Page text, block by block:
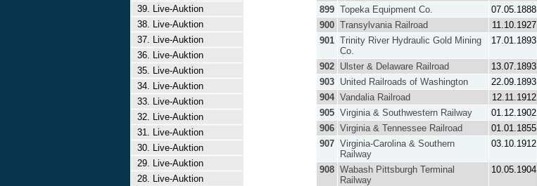
39. Live-Auktion
38. Live-Auktion
37. Live-Auktion
36. Live-Auktion
35. Live-Auktion
34. Live-Auktion
33. Live-Auktion
32. Live-Auktion
31. Live-Auktion
30. Live-Auktion
29. Live-Auktion
28. Live-Auktion
899 Topeka Equipment Co. 07.05.1888
900 Transylvania Railroad 11.10.1927
901 Trinity River Hydraulic Gold Mining
Co.
17.01.1893
902 Ulster & Delaware Railroad 13.07.1893
903 United Railroads of Washington 22.09.1893
904 Vandalia Railroad 12.11.1912
905 Virginia & Southwestern Railway 01.12.1902
906 Virginia & Tennessee Railroad 01.01.1855
907 Virginia-Carolina & Southern
Railway
03.10.1912
908 Wabash Pittsburgh Terminal
Railway
10.05.1904